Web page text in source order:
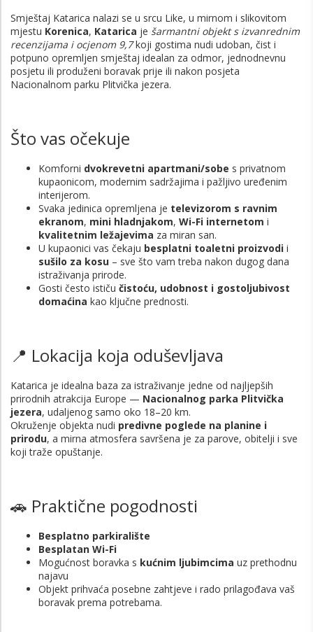
Smještaj Katarica nalazi se u srcu Like, u mirnom i slikovitom
mjestu Korenica, Katarica je šarmantni objekt s izvanrednim
recenzijama i ocjenom 9,7koji gostima nudi udoban, čist i
potpuno opremljen smještaj idealan za odmor, jednodnevnu
posjetu ili produženi boravak prije ili nakon posjeta
Nacionalnom parku Plitvička jezera.
Što vas očekuje
Komforni dvokrevetni apartmani/sobe s privatnom
kupaonicom, modernim sadržajima i pažljivo uređenim
interijerom.
Svaka jedinica opremljena je televizorom s ravnim
ekranom, mini hladnjakom, Wi-Fi internetom i
kvalitetnim ležajevima za miran san.
U kupaonici vas čekaju besplatni toaletni proizvodi i
sušilo za kosu – sve što vam treba nakon dugog dana
istraživanja prirode.
Gosti često ističu čistoću, udobnost i gostoljubivost
domaćina kao ključne prednosti.
📍 Lokacija koja oduševljava
Katarica je idealna baza za istraživanje jedne od najljepših
prirodnih atrakcija Europe — Nacionalnog parka Plitvička
jezera, udaljenog samo oko 18–20 km.
Okruženje objekta nudi predivne poglede na planine i
prirodu, a mirna atmosfera savršena je za parove, obitelji i sve
koji traže opuštanje.
🚗 Praktične pogodnosti
Besplatno parkiralište
Besplatan Wi-Fi
Mogućnost boravka s kućnim ljubimcima uz prethodnu
najavu
Objekt prihvaća posebne zahtjeve i rado prilagođava vaš
boravak prema potrebama.